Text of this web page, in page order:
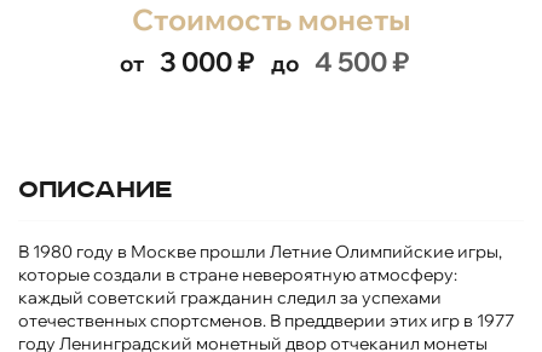
Стоимость монеты
от 3 000₽ до 4 500₽
Описание
В 1980 году в Москве прошли Летние Олимпийские игры,
которые создали в стране невероятную атмосферу:
каждый советский гражданин следил за успехами
отечественных спортсменов. В преддверии этих игр в 1977
году Ленинградский монетный двор отчеканил монеты